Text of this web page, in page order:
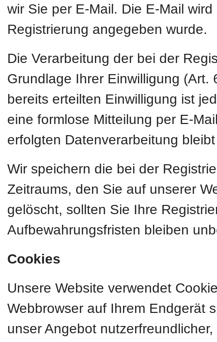
wir Sie per E-Mail. Die E-Mail
Registrierung angegeben wurde.
Die Verarbeitung der bei der
Grundlage Ihrer Einwilligung (Art.
bereits erteilten Einwilligung ist
eine formlose Mitteilung per E-
erfolgten Datenverarbeitung
Wir speichern die bei der
Zeitraums, den Sie auf unserer
gelöscht, sollten Sie Ihre
Aufbewahrungsfristen bleiben
Cookies
Unsere Website verwendet
Webbrowser auf Ihrem Endgerät
unser Angebot